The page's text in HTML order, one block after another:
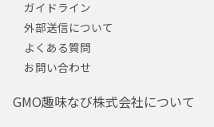
ガイドライン
外部送信について
よくある質問
お問い合わせ
GMO趣味なび株式会社について